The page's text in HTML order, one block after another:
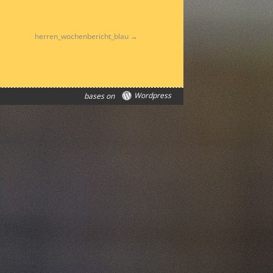
herren_wochenbericht_blau
bases on Wordpress